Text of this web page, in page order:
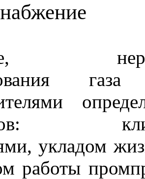
газа
укладом
работы